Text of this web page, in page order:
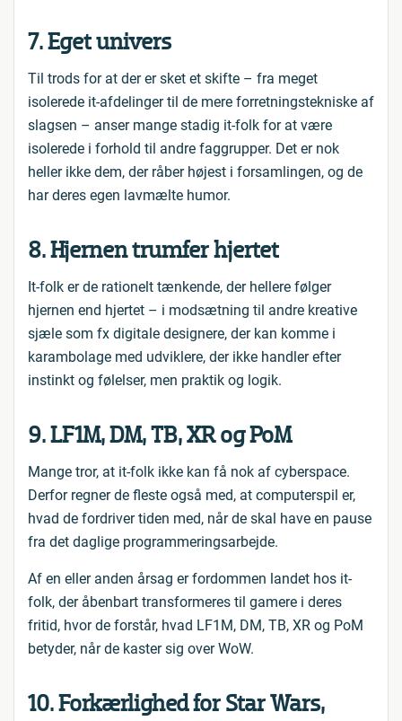
7. Eget univers
Til trods for at der er sket et skifte – fra meget
isolerede it-afdelinger til de mere forretningstekniske af
slagsen – anser mange stadig it-folk for at være
isolerede i forhold til andre faggrupper. Det er nok
heller ikke dem, der råber højest i forsamlingen, og de
har deres egen lavmælte humor.
8. Hjernen trumfer hjertet
It-folk er de rationelt tænkende, der hellere følger
hjernen end hjertet – i modsætning til andre kreative
sjæle som fx digitale designere, der kan komme i
karambolage med udviklere, der ikke handler efter
instinkt og følelser, men praktik og logik.
9. LF1M, DM, TB, XR og PoM
Mange tror, at it-folk ikke kan få nok af cyberspace.
Derfor regner de fleste også med, at computerspil er,
hvad de fordriver tiden med, når de skal have en pause
fra det daglige programmeringsarbejde.
Af en eller anden årsag er fordommen landet hos it-
folk, der åbenbart transformeres til gamere i deres
fritid, hvor de forstår, hvad LF1M, DM, TB, XR og PoM
betyder, når de kaster sig over WoW.
10. Forkærlighed for Star Wars,